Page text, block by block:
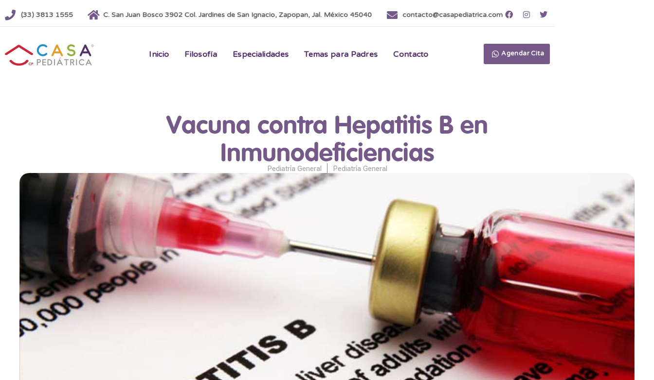
(33) 3813 1555 C. San Juan Bosco 3902 Col. Jardines de San Ignacio, Zapopan, Jal. México 45040 contacto@casapediatrica.com
Inicio Filosofía Especialidades Temas para Padres Contacto Agendar Cita
Vacuna contra Hepatitis B en
Inmunodeficiencias
Pediatría General Pediatría General